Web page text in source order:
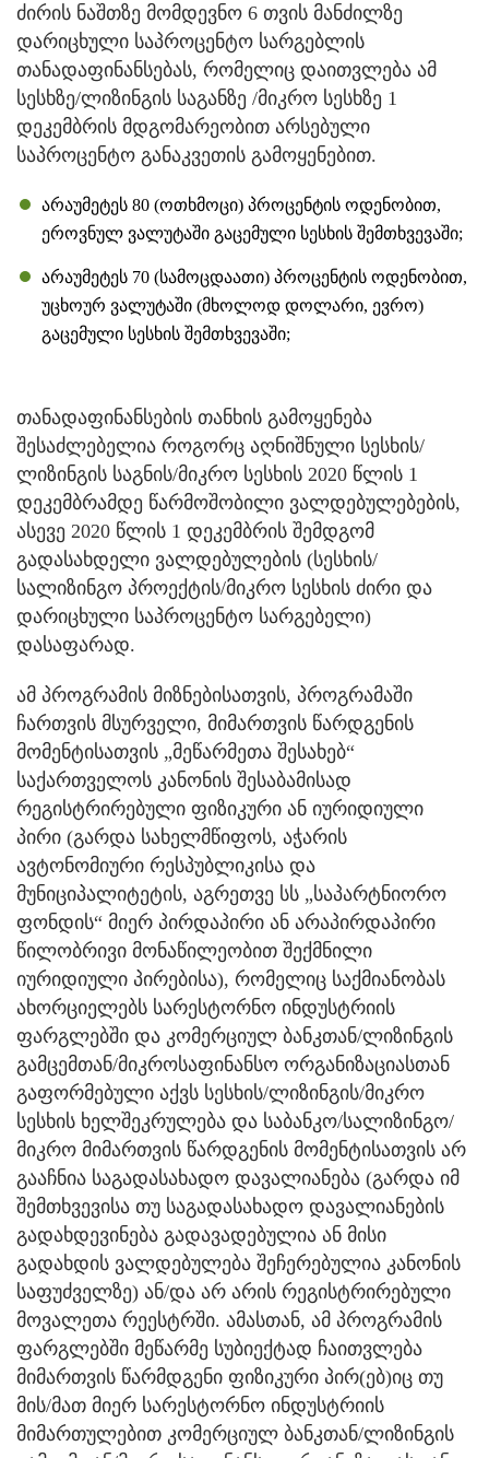
ძირის ნაშთზე მომდევნო 6 თვის მანძილზე
დარიცხული საპროცენტო სარგებლის
თანადაფინანსებას, რომელიც დაითვლება ამ
სესხზე/ლიზინგის საგანზე /მიკრო სესხზე 1
დეკემბრის მდგომარეობით არსებული
საპროცენტო განაკვეთის გამოყენებით.
არაუმეტეს 80 (ოთხმოცი) პროცენტის ოდენობით,
ეროვნულ ვალუტაში გაცემული სესხის შემთხვევაში;
არაუმეტეს 70 (სამოცდაათი) პროცენტის ოდენობით,
უცხოურ ვალუტაში (მხოლოდ დოლარი, ევრო)
გაცემული სესხის შემთხვევაში;
თანადაფინანსების თანხის გამოყენება
შესაძლებელია როგორც აღნიშნული სესხის/
ლიზინგის საგნის/მიკრო სესხის 2020 წლის 1
დეკემბრამდე წარმოშობილი ვალდებულებების,
ასევე 2020 წლის 1 დეკემბრის შემდგომ
გადასახდელი ვალდებულების (სესხის/
სალიზინგო პროექტის/მიკრო სესხის ძირი და
დარიცხული საპროცენტო სარგებელი)
დასაფარად.
ამ პროგრამის მიზნებისათვის, პროგრამაში
ჩართვის მსურველი, მიმართვის წარდგენის
მომენტისათვის „მეწარმეთა შესახებ“
საქართველოს კანონის შესაბამისად
რეგისტრირებული ფიზიკური ან იურიდიული
პირი (გარდა სახელმწიფოს, აჭარის
ავტონომიური რესპუბლიკისა და
მუნიციპალიტეტის, აგრეთვე სს „საპარტნიორო
ფონდის“ მიერ პირდაპირი ან არაპირდაპირი
წილობრივი მონაწილეობით შექმნილი
იურიდიული პირებისა), რომელიც საქმიანობას
ახორციელებს სარესტორნო ინდუსტრიის
ფარგლებში და კომერციულ ბანკთან/ლიზინგის
გამცემთან/მიკროსაფინანსო ორგანიზაციასთან
გაფორმებული აქვს სესხის/ლიზინგის/მიკრო
სესხის ხელშეკრულება და საბანკო/სალიზინგო/
მიკრო მიმართვის წარდგენის მომენტისათვის არ
გააჩნია საგადასახადო დავალიანება (გარდა იმ
შემთხვევისა თუ საგადასახადო დავალიანების
გადახდევინება გადავადებულია ან მისი
გადახდის ვალდებულება შეჩერებულია კანონის
საფუძველზე) ან/და არ არის რეგისტრირებული
მოვალეთა რეესტრში. ამასთან, ამ პროგრამის
ფარგლებში მეწარმე სუბიექტად ჩაითვლება
მიმართვის წარმდგენი ფიზიკური პირ(ებ)იც თუ
მის/მათ მიერ სარესტორნო ინდუსტრიის
მიმართულებით კომერციულ ბანკთან/ლიზინგის